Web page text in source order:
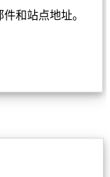
和站点地址。